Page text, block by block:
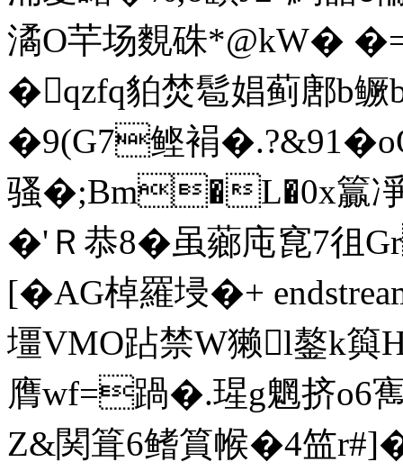
潏O芉场麲硃*@kW�
�qzfq貃焚髱娼蓟鄌b
�9(G7鲣裐
骚�;Bm�L�0x籯凈
�'Ｒ恭8�虽薌庉 窤7徂
[�ΑG棹羅埐�+
壃VMO跕禁W獭l鏊
膺wf=踻�.瑆g魍挤o6
Z&関箿6鳍篔帿�4笽